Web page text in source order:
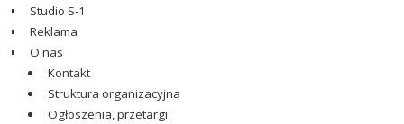
Studio S-1
Reklama
O nas
Kontakt
Struktura organizacyjna
Ogłoszenia, przetargi